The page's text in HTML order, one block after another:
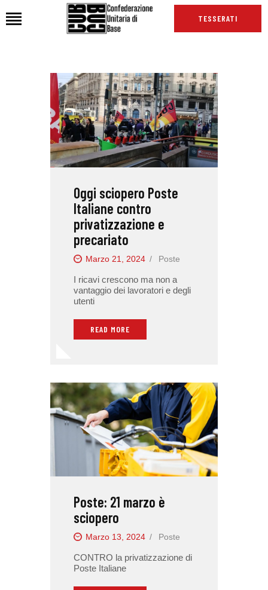
TESSERATI
HOME
CHI SIAMO
SEDI
NEWS
PODCAST CUB
INTERNAZIONALE
RASSEGNA STAMPA
Oggi sciopero Poste
Italiane contro
privatizzazione e
precariato
Marzo 21, 2024 Poste
I ricavi crescono ma non a
vantaggio dei lavoratori e degli
utenti
READ MORE
Poste: 21 marzo è
sciopero
Marzo 13, 2024 Poste
CONTRO la privatizzazione di
Poste Italiane